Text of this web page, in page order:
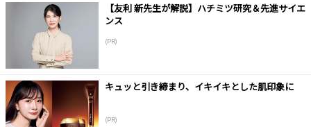
【友利 新先生が解説】ハチミツ研究＆先進サイエ
ンス
(PR)
キュッと引き締まり、イキイキとした肌印象に
(PR)